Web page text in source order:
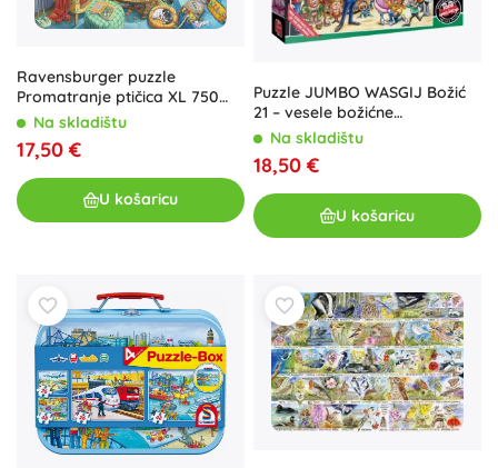
Ravensburger puzzle
Promatranje ptičica XL 750
dijelova
Na skladištu
17,50 €
U košaricu
Puzzle JUMBO WASGIJ Božić
21 – vesele božićne
preobrazbe, 2×1000 dijelova
Na skladištu
18,50 €
U košaricu